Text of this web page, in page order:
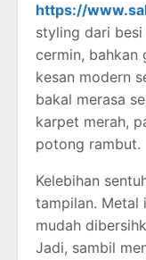
https://
styling dari
cermin, bahkan
kesan modern
bakal merasa
karpet merah,
potong rambut.
Kelebihan
tampilan. Metal
mudah
Jadi, sambil